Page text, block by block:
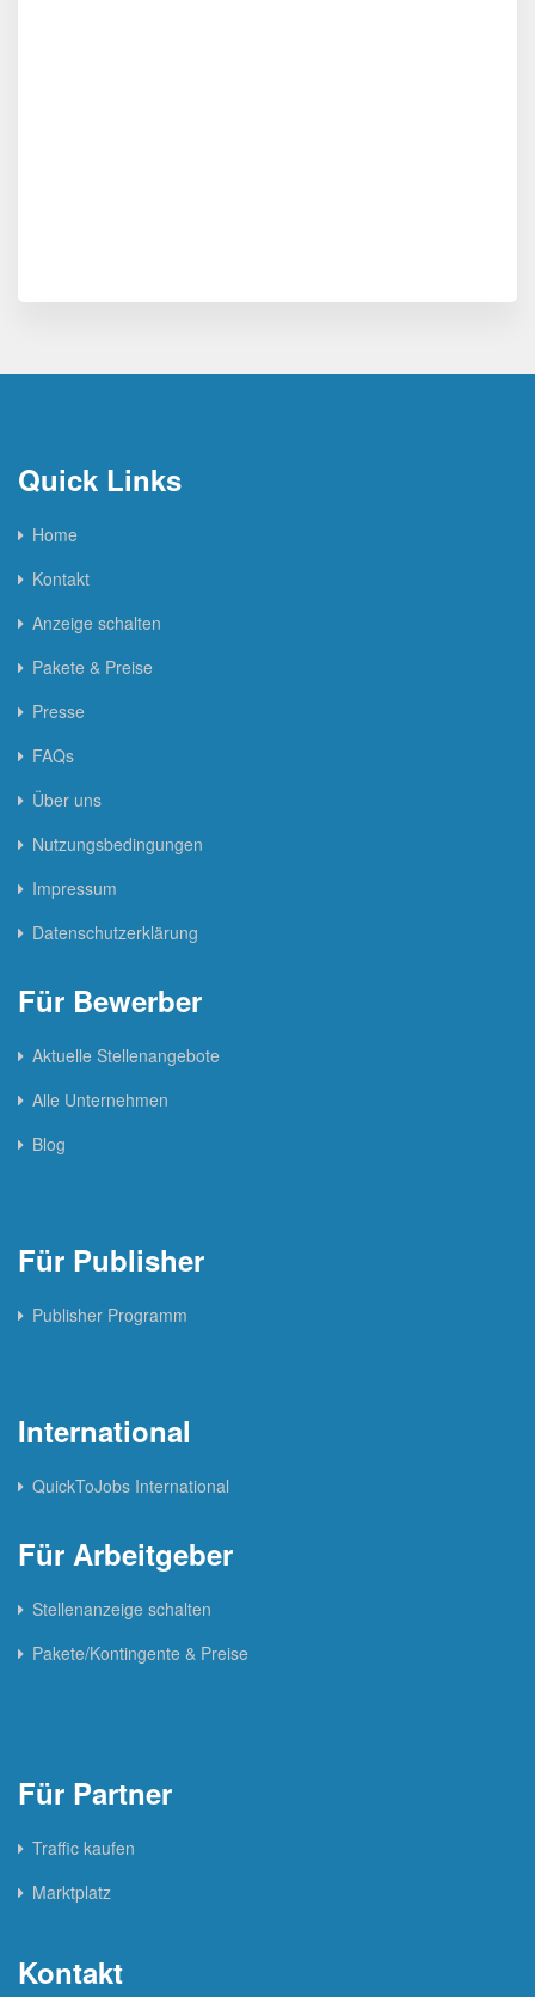
Quick Links
Home
Kontakt
Anzeige schalten
Pakete & Preise
Presse
FAQs
Über uns
Nutzungsbedingungen
Impressum
Datenschutzerklärung
Für Bewerber
Aktuelle Stellenangebote
Alle Unternehmen
Blog
Für Publisher
Publisher Programm
International
QuickToJobs International
Für Arbeitgeber
Stellenanzeige schalten
Pakete/Kontingente & Preise
Für Partner
Traffic kaufen
Marktplatz
Kontakt